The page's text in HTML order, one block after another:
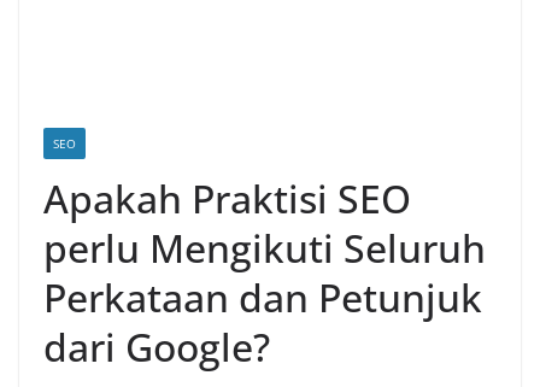
SEO
Apakah Praktisi SEO
perlu Mengikuti Seluruh
Perkataan dan Petunjuk
dari Google?